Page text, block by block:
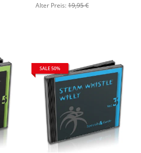
Alter Preis:19,95 €
SALE 50%